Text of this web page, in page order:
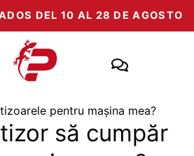
DEL 10 AL 28 DE AGOSTO
pentru mașina mea?
să cumpăr